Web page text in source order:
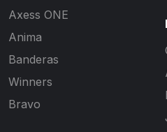
Axess ONE
Anima
Banderas
Winners
Bravo